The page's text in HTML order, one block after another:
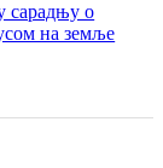
сарадњу о
на земље